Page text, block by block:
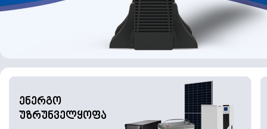
ენერგო
უზრუნველყოფა